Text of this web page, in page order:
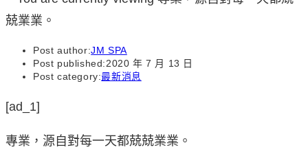
Post author:JM SPA
Post published:2020 年 7 月 13 日
Post category:最新消息
[ad_1]
專業，源自對每一天都兢兢業業。